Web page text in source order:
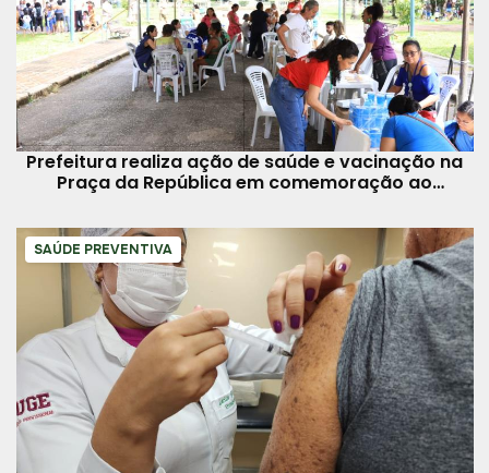
Prefeitura realiza ação de saúde e vacinação na
Praça da República em comemoração ao
SAÚDE PREVENTIVA